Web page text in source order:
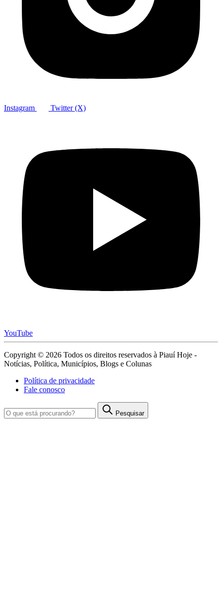
Instagram Twitter (X)
YouTube
Copyright © 2026 Todos os direitos reservados à Piauí Hoje -
Notícias, Política, Municípios, Blogs e Colunas
Política de privacidade
Fale conosco
Pesquisar